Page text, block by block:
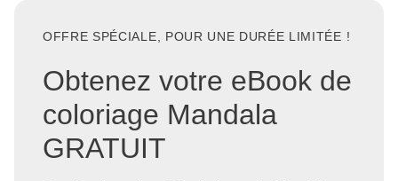
OFFRE SPÉCIALE, POUR UNE DURÉE LIMITÉE !
Obtenez votre eBook de
coloriage Mandala
GRATUIT